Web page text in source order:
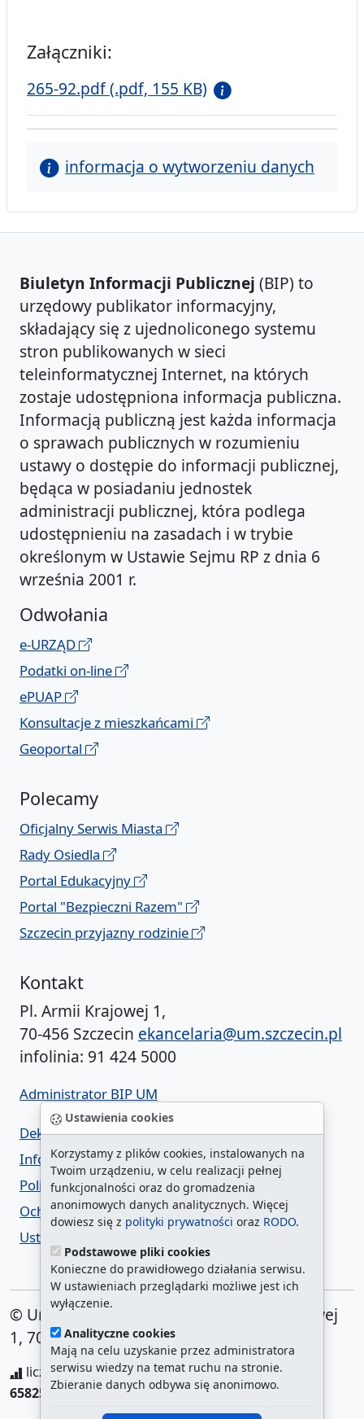
Ustawienia cookies
Korzystamy z plików cookies, instalowanych na
Twoim urządzeniu, w celu realizacji pełnej
funkcjonalności oraz do gromadzenia
anonimowych danych analitycznych. Więcej
dowiesz się z polityki prywatności oraz RODO.
Podstawowe pliki cookies
Konieczne do prawidłowego działania serwisu.
W ustawieniach przeglądarki możliwe jest ich
wyłączenie.
Analityczne cookies
Mają na celu uzyskanie przez administratora
serwisu wiedzy na temat ruchu na stronie.
Zbieranie danych odbywa się anonimowo.
Załączniki:
265-92.pdf (.pdf, 155 KB)
informacja o wytworzeniu danych
Biuletyn Informacji Publicznej (BIP) to
urzędowy publikator informacyjny,
składający się z ujednoliconego systemu
stron publikowanych w sieci
teleinformatycznej Internet, na których
zostaje udostępniona informacja publiczna.
Informacją publiczną jest każda informacja
o sprawach publicznych w rozumieniu
ustawy o dostępie do informacji publicznej,
będąca w posiadaniu jednostek
administracji publicznej, która podlega
udostępnieniu na zasadach i w trybie
określonym w Ustawie Sejmu RP z dnia 6
września 2001 r.
Odwołania
e-URZĄD
Podatki on-line
ePUAP
Konsultacje z mieszkańcami
Geoportal
Polecamy
Oficjalny Serwis Miasta
Rady Osiedla
Portal Edukacyjny
Portal "Bezpieczni Razem"
Szczecin przyjazny rodzinie
Kontakt
Pl. Armii Krajowej 1,
70-456 Szczecin ekancelaria@um.szczecin.pl
infolinia: 91 424 5000
Administrator BIP UM
Deklaracja dostępności
Informacja o urzędzie w ETR
Polityka prywatności
Ochrona danych osobowych
Ustawienia cookies
© Urząd Miasta Szczecin. Plac Armii Krajowej
1, 70-456 Szczecin
liczba wyświetleń:208303344/ aktualna strona:
65825 /najczęściej odwiedzane strony